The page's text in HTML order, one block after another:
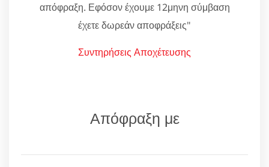
απόφραξη. Εφόσον έχουμε 12μηνη σύμβαση
έχετε δωρεάν αποφράξεις"
Συντηρήσεις Αποχέτευσης
Απόφραξη με